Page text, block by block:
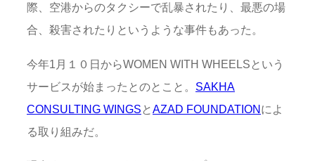
際、空港からのタクシーで乱暴されたり、最悪の場
合、殺害されたりというような事件もあった。
今年1月１０日からWOMEN WITH WHEELSという
サービスが始まったとのとこと。 SAKHA
CONSULTING WINGS と AZAD FOUNDATIONによ
る取り組みだ。